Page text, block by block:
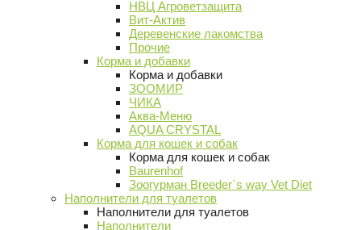
НВЦ Агроветзащита
Вит-Актив
Деревенские лакомства
Прочие
Корма и добавки
Корма и добавки
ЗООМИР
ЧИКА
Аква-Меню
AQUA CRYSTAL
Корма для кошек и собак
Корма для кошек и собак
Baurenhof
Зоогурман Breeder`s way Vet Diet
Наполнители для туалетов
Наполнители для туалетов
Наполнители